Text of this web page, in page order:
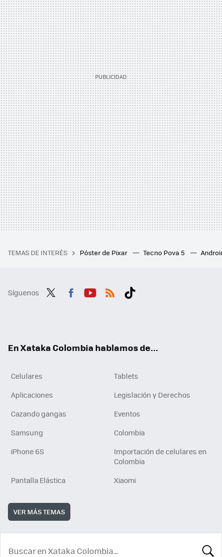
TEMAS DE INTERÉS Póster de Pixar Tecno Pova 5
Síguenos
En Xataka Colombia hablamos de...
Celulares
Tablets
Aplicaciones
Legislación y Derechos
Cazando gangas
Eventos
Samsung
Colombia
iPhone 6S
Importación de celulares en
Colombia
Pantalla Elástica
Xiaomi
VER MÁS TEMAS